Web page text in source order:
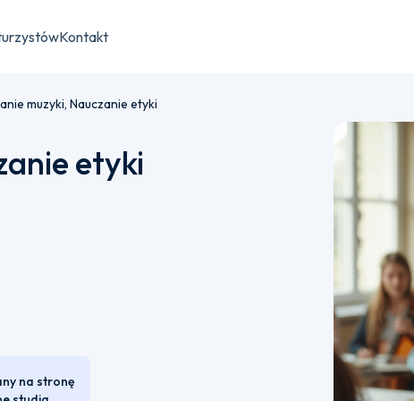
Kontakt
muzyki, Nauczanie etyki
etyki
płatności semestralnej bądź jednorazowej.
na stronę